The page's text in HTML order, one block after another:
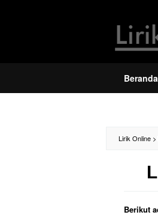
Beranda
Lirik Online >
Berikut